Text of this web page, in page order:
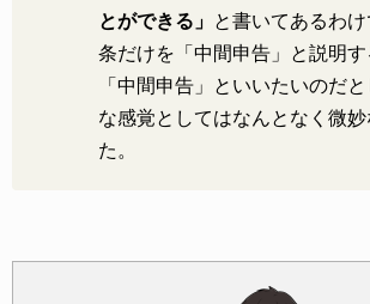
とができる」 と書いてあるわ
条だけを「中間申告」と説明
「中間申告」といいたいのだ
な感覚としてはなんとなく微
た。